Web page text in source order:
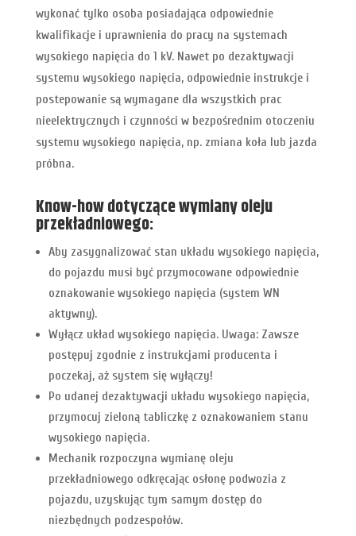
wykonać tylko osoba posiadająca odpowiednie
kwalifikacje i uprawnienia do pracy na systemach
wysokiego napięcia do 1 kV. Nawet po dezaktywacji
systemu wysokiego napięcia, odpowiednie instrukcje i
postepowanie są wymagane dla wszystkich prac
nieelektrycznych i czynności w bezpośrednim otoczeniu
systemu wysokiego napięcia, np. zmiana koła lub jazda
próbna.
Know-how dotyczące wymiany oleju
przekładniowego:
Aby zasygnalizować stan układu wysokiego napięcia,
do pojazdu musi być przymocowane odpowiednie
oznakowanie wysokiego napięcia (system WN
aktywny).
Wyłącz układ wysokiego napięcia. Uwaga: Zawsze
postępuj zgodnie z instrukcjami producenta i
poczekaj, aż system się wyłączy!
Po udanej dezaktywacji układu wysokiego napięcia,
przymocuj zieloną tabliczkę z oznakowaniem stanu
wysokiego napięcia.
Mechanik rozpoczyna wymianę oleju
przekładniowego odkręcając osłonę podwozia z
pojazdu, uzyskując tym samym dostęp do
niezbędnych podzespołów.